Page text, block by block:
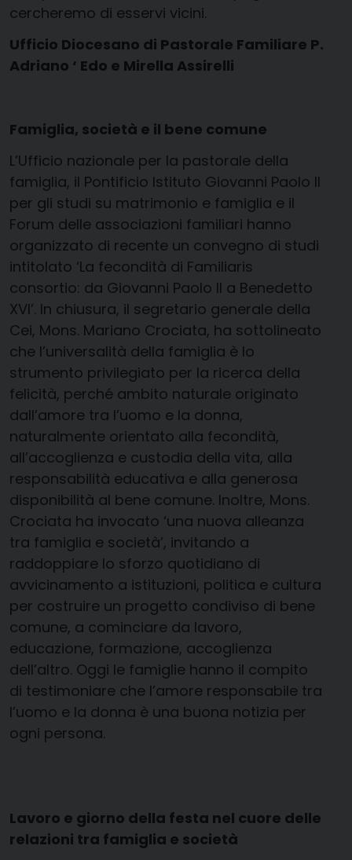
cercheremo di esservi vicini.
Ufficio Diocesano di Pastorale Familiare P.
Adriano ‘ Edo e Mirella Assirelli
Famiglia, società e il bene comune
L’Ufficio nazionale per la pastorale della
famiglia, il Pontificio Istituto Giovanni Paolo II
per gli studi su matrimonio e famiglia e il
Forum delle associazioni familiari hanno
organizzato di recente un convegno di studi
intitolato ‘La fecondità di Familiaris
consortio: da Giovanni Paolo II a Benedetto
XVI’. In chiusura, il segretario generale della
Cei, Mons. Mariano Crociata, ha sottolineato
che l’universalità della famiglia è lo
strumento privilegiato per la ricerca della
felicità, perché ambito naturale originato
dall’amore tra l’uomo e la donna,
naturalmente orientato alla fecondità,
all’accoglienza e custodia della vita, alla
responsabilità educativa e alla generosa
disponibilità al bene comune. Inoltre, Mons.
Crociata ha invocato ‘una nuova alleanza
tra famiglia e società’, invitando a
raddoppiare lo sforzo quotidiano di
avvicinamento a istituzioni, politica e cultura
per costruire un progetto condiviso di bene
comune, a cominciare da lavoro,
educazione, formazione, accoglienza
dell’altro. Oggi le famiglie hanno il compito
di testimoniare che l’amore responsabile tra
l’uomo e la donna è una buona notizia per
ogni persona.
Lavoro e giorno della festa nel cuore delle
relazioni tra famiglia e società